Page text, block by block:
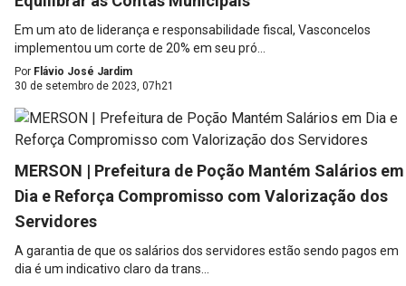
Em um ato de liderança e responsabilidade fiscal, Vasconcelos
implementou um corte de 20% em seu pró...
Por Flávio José Jardim
30 de setembro de 2023, 07h21
MERSON | Prefeitura de Poção Mantém Salários em
Dia e Reforça Compromisso com Valorização dos
Servidores
A garantia de que os salários dos servidores estão sendo pagos em
dia é um indicativo claro da trans...